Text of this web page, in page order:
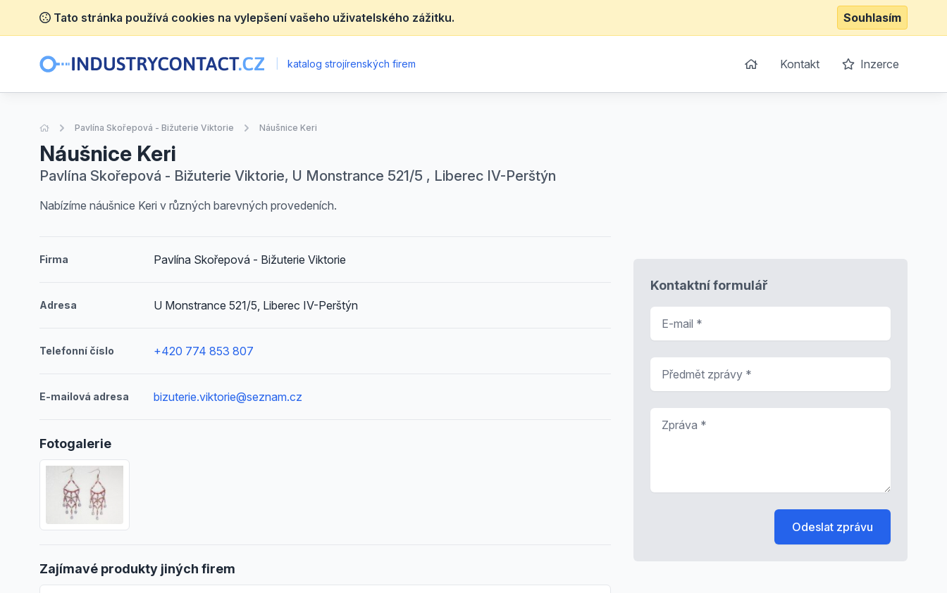
Tato stránka používá cookies na vylepšení vašeho uživatelského zážitku. Souhlasím
katalog strojírenských firem Kontakt Inzerce
Úvodní stránka
Pavlína Skořepová - Bižuterie Viktorie Náušnice Keri
Náušnice Keri
Pavlína Skořepová - Bižuterie Viktorie, U Monstrance 521/5 , Liberec IV-Perštýn
Nabízíme náušnice Keri v různých barevných provedeních.
Firma Pavlína Skořepová - Bižuterie Viktorie
Adresa U Monstrance 521/5, Liberec IV-Perštýn
Telefonní číslo +420 774 853 807
E-mailová adresa bizuterie.viktorie@seznam.cz
Fotogalerie
Zajímavé produkty jiných firem
Kontaktní formulář
Odeslat zprávu